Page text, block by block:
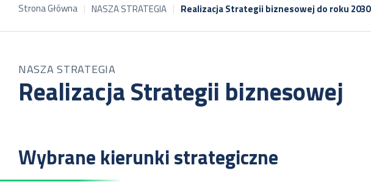
Strona Główna NASZA STRATEGIA Realizacja Strategii biznesowej do roku 2030
NASZA STRATEGIA
Realizacja Strategii biznesowej
Wybrane kierunki strategiczne